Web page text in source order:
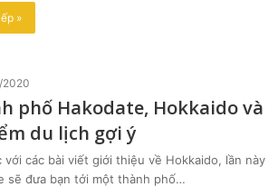
»
phố Hakodate, Hokkaido và
du lịch gợi ý
với các bài viết giới thiệu về Hokkaido, lần này
sẽ đưa bạn tới một thành phố…